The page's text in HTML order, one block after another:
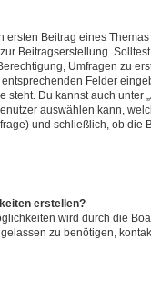
ersten Beitrag eines
Beitragserstellung.
Umfragen zu
Felder
Du kannst auch unter
auswählen kann,
und schließlich, ob die
erstellen?
wird durch die
zu benötigen,